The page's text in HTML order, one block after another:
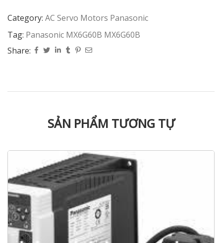
Category: AC Servo Motors Panasonic
Tag: Panasonic MX6G60B MX6G60B
Share:
SẢN PHẨM TƯƠNG TỰ